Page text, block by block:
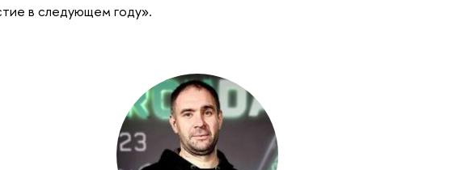
в следующем году».